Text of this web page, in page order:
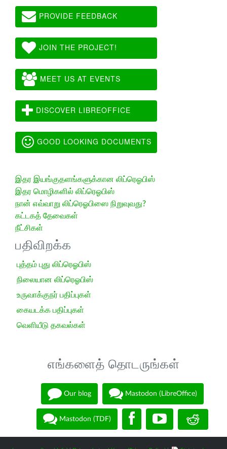
PROVIDE FEEDBACK
JOIN THE PROJECT!
MEET US AT EVENTS
DISCOVER LIBREOFFICE
GOOD LOOKING DOCUMENTS
இதர இயங்குதளங்களுக்கான லிப்ரெஓபிஸ்
இதர மொழிகளில் லிப்ரெஓபிஸ்
நான் எவ்வாறு லிப்ரெஓபிஸை நிறுவுவது?
கட்டகத் தேவைகள்
நீட்சிகள்
பதிவிறக்க
புத்தம் புது லிப்ரெஓபிஸ்
நிலையான லிப்ரெஓபிஸ்
உருவாக்குநர் பதிப்புகள்
கையடக்க பதிப்புகள்
வெளியீடு தகவல்கள்
எங்களைத் தொடருங்கள்
Our blog Mastodon (LibreOffice)
Mastodon (TDF)